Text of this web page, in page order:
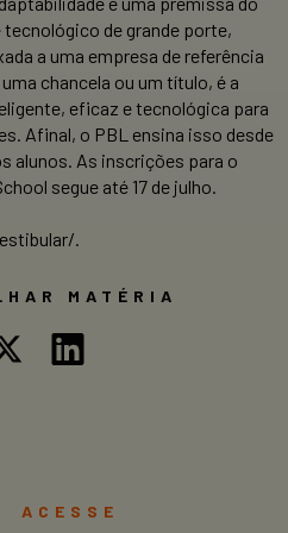
tecnológico de grande porte,
a uma empresa de referência
chancela ou um título, é a
eficaz e tecnológica para
Afinal, o PBL ensina isso desde
alunos. As inscrições para o
segue até 17 de julho.
.
MATÉRIA
ACESSE